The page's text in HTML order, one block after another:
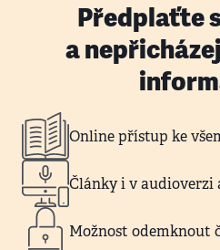
Předplaťte
a
Online přístup ke
Články i v
Možnost odemknout